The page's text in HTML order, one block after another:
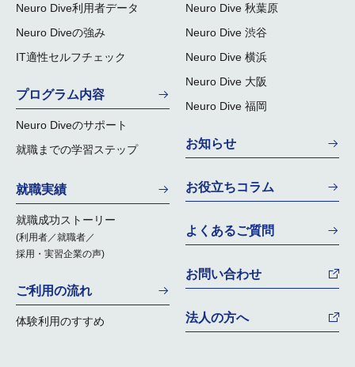
Neuro Dive利用者データ
Neuro Diveの強み
IT適性セルフチェック
プログラム内容
Neuro Diveのサポート
就職までの学習ステップ
就職実績
就職成功ストーリー
(利用者／就職者／
採用・実習企業の声)
ご利用の流れ
体験利用のすすめ
Neuro Dive 秋葉原
Neuro Dive 渋谷
Neuro Dive 横浜
Neuro Dive 大阪
Neuro Dive 福岡
お知らせ
お役立ちコラム
よくあるご質問
お問い合わせ
法人の方へ